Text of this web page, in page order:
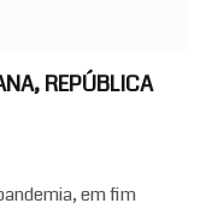
REPÚBLICA
em fim